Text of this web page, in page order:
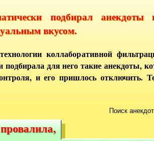
подбирал анекдоты
вкусом.
коллаборативной
подбирала для него такие
и его пришлось отключить.
Поиск
провалила,